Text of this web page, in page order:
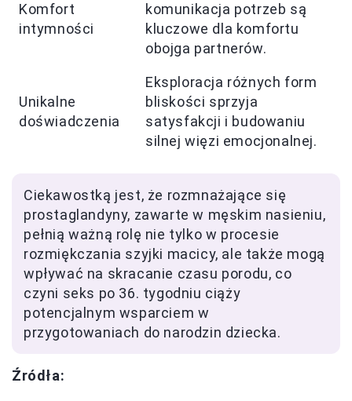
Komfort
intymności
komunikacja potrzeb są
kluczowe dla komfortu
obojga partnerów.
Unikalne
doświadczenia
Eksploracja różnych form
bliskości sprzyja
satysfakcji i budowaniu
silnej więzi emocjonalnej.
Ciekawostką jest, że rozmnażające się
prostaglandyny, zawarte w męskim nasieniu,
pełnią ważną rolę nie tylko w procesie
rozmiękczania szyjki macicy, ale także mogą
wpływać na skracanie czasu porodu, co
czyni seks po 36. tygodniu ciąży
potencjalnym wsparciem w
przygotowaniach do narodzin dziecka.
Źródła: